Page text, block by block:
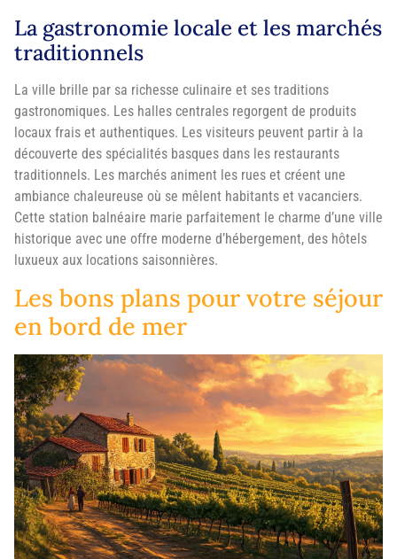
La gastronomie locale et les marchés
traditionnels
La ville brille par sa richesse culinaire et ses traditions
gastronomiques. Les halles centrales regorgent de produits
locaux frais et authentiques. Les visiteurs peuvent partir à la
découverte des spécialités basques dans les restaurants
traditionnels. Les marchés animent les rues et créent une
ambiance chaleureuse où se mêlent habitants et vacanciers.
Cette station balnéaire marie parfaitement le charme d’une ville
historique avec une offre moderne d’hébergement, des hôtels
luxueux aux locations saisonnières.
Les bons plans pour votre séjour
en bord de mer